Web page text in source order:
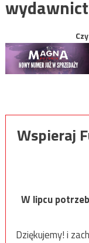
Wspieraj
W lipcu
Dziękujemy! i